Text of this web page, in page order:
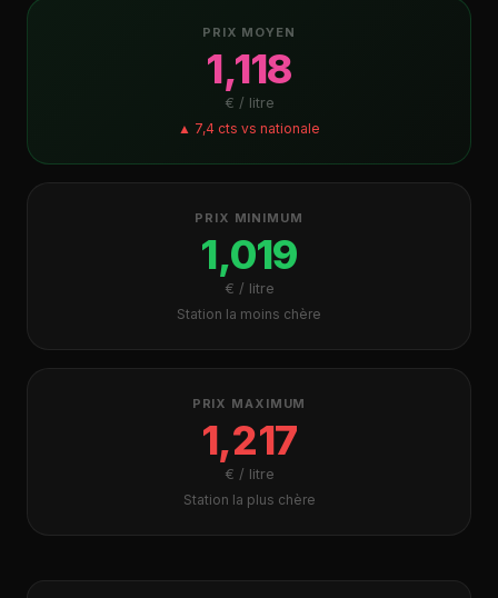
PRIX MOYEN
1,118
€ / litre
▲ 7,4 cts vs nationale
PRIX MINIMUM
1,019
€ / litre
Station la moins chère
PRIX MAXIMUM
1,217
€ / litre
Station la plus chère